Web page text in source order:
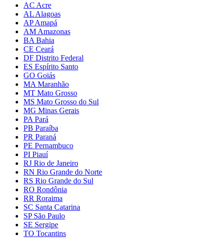
AC Acre
AL Alagoas
AP Amapá
AM Amazonas
BA Bahia
CE Ceará
DF Distrito Federal
ES Espírito Santo
GO Goiás
MA Maranhão
MT Mato Grosso
MS Mato Grosso do Sul
MG Minas Gerais
PA Pará
PB Paraíba
PR Paraná
PE Pernambuco
PI Piauí
RJ Rio de Janeiro
RN Rio Grande do Norte
RS Rio Grande do Sul
RO Rondônia
RR Roraima
SC Santa Catarina
SP São Paulo
SE Sergipe
TO Tocantins